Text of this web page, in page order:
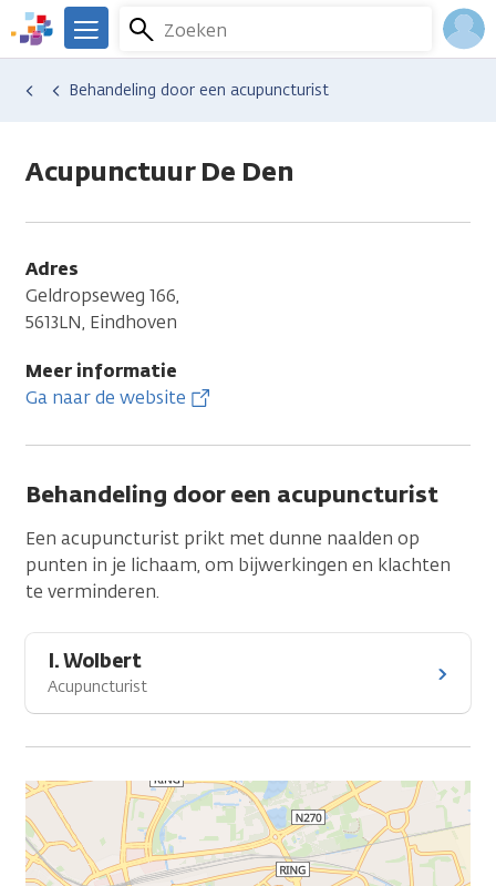
Overslaan
en
naar
We
er
Kanker.nl
Zoeken
Menu
Hulp en ondersteuning
Vind hulp bij kanker
Lichamelijke veranderingen
Pijn Behandeling door een acupuncturist
Acupunctuur De Den
Adres
Geldropseweg 166,
5613LN, Eindhoven
Meer informatie
Ga naar de website
Behandeling door een acupuncturist
Een acupuncturist prikt met dunne naalden op
punten in je lichaam, om bijwerkingen en klachten
te verminderen.
I. Wolbert
Acupuncturist